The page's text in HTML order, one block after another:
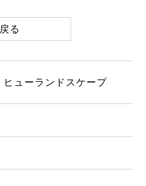
戻る
ューランドスケープ